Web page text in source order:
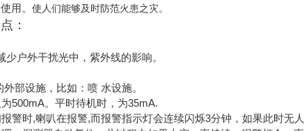
用。 使人们能够及时防范火患之灾。
：
户外干扰光中，紫外线的影响。
部设施，比如：喷 水设施。
500mA。平时待机时，为35mA.
警时,喇叭在报警,而报警指示灯会连续闪烁3分钟，如果此时无